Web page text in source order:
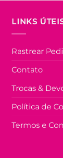
LINKS
Rastrear
Contato
Trocas &
Política de
Termos e